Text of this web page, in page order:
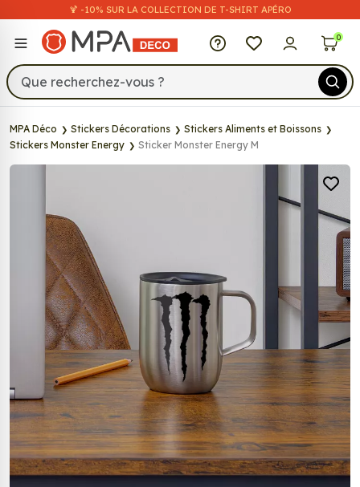
🍹 -10% SUR LA COLLECTION DE T-SHIRT APÉRO
MPA Déco 0
MPA Déco Stickers Décorations
Stickers Aliments et Boissons
Stickers Monster Energy
Sticker Monster Energy M